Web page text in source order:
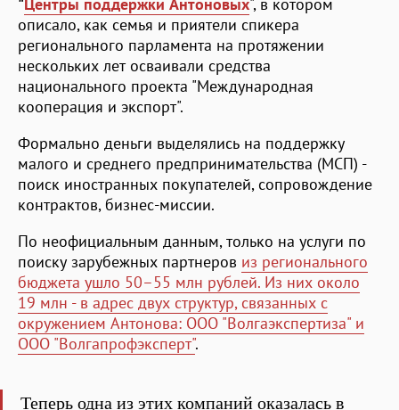
описало, как семья и приятели спикера
регионального парламента на протяжении
нескольких лет осваивали средства
национального проекта "Международная
кооперация и экспорт".
Формально деньги выделялись на поддержку
малого и среднего предпринимательства (МСП) -
поиск иностранных покупателей, сопровождение
контрактов, бизнес-миссии.
По неофициальным данным, только на услуги по
поиску зарубежных партнеров из регионального
бюджета ушло 50–55 млн рублей. Из них около
19 млн - в адрес двух структур, связанных с
окружением Антонова: ООО "Волгаэкспертиза" и
ООО "Волгапрофэксперт".
Теперь одна из этих компаний оказалась в